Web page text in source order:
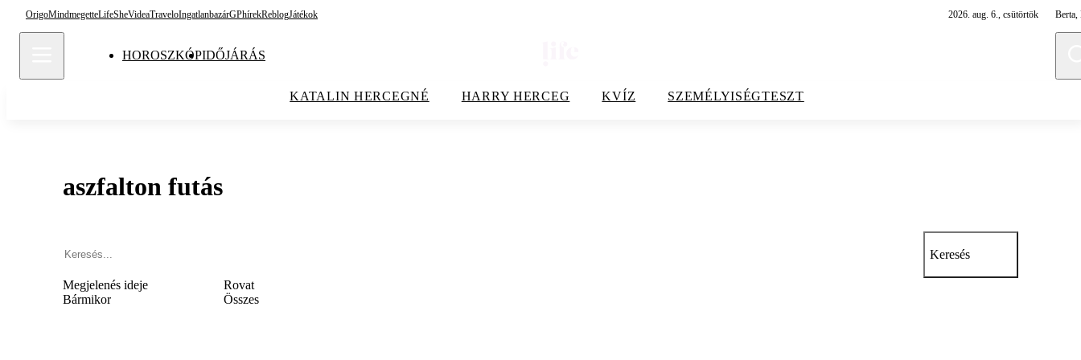
OrigoMindmegetteLifeSheVideaTraveloIngatlanbazárGPhírekReblogJátékok 2026. aug. 6., csütörtök Berta,
HOROSZKÓPIDŐJÁRÁS
KATALIN HERCEGNÉ HARRY HERCEG KVÍZ SZEMÉLYISÉGTESZT
aszfalton futás
Keresés
Megjelenés ideje
Bármikor
Rovat
Összes